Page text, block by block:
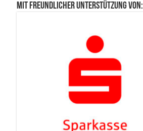
Mit freundlicher Unterstützung von: